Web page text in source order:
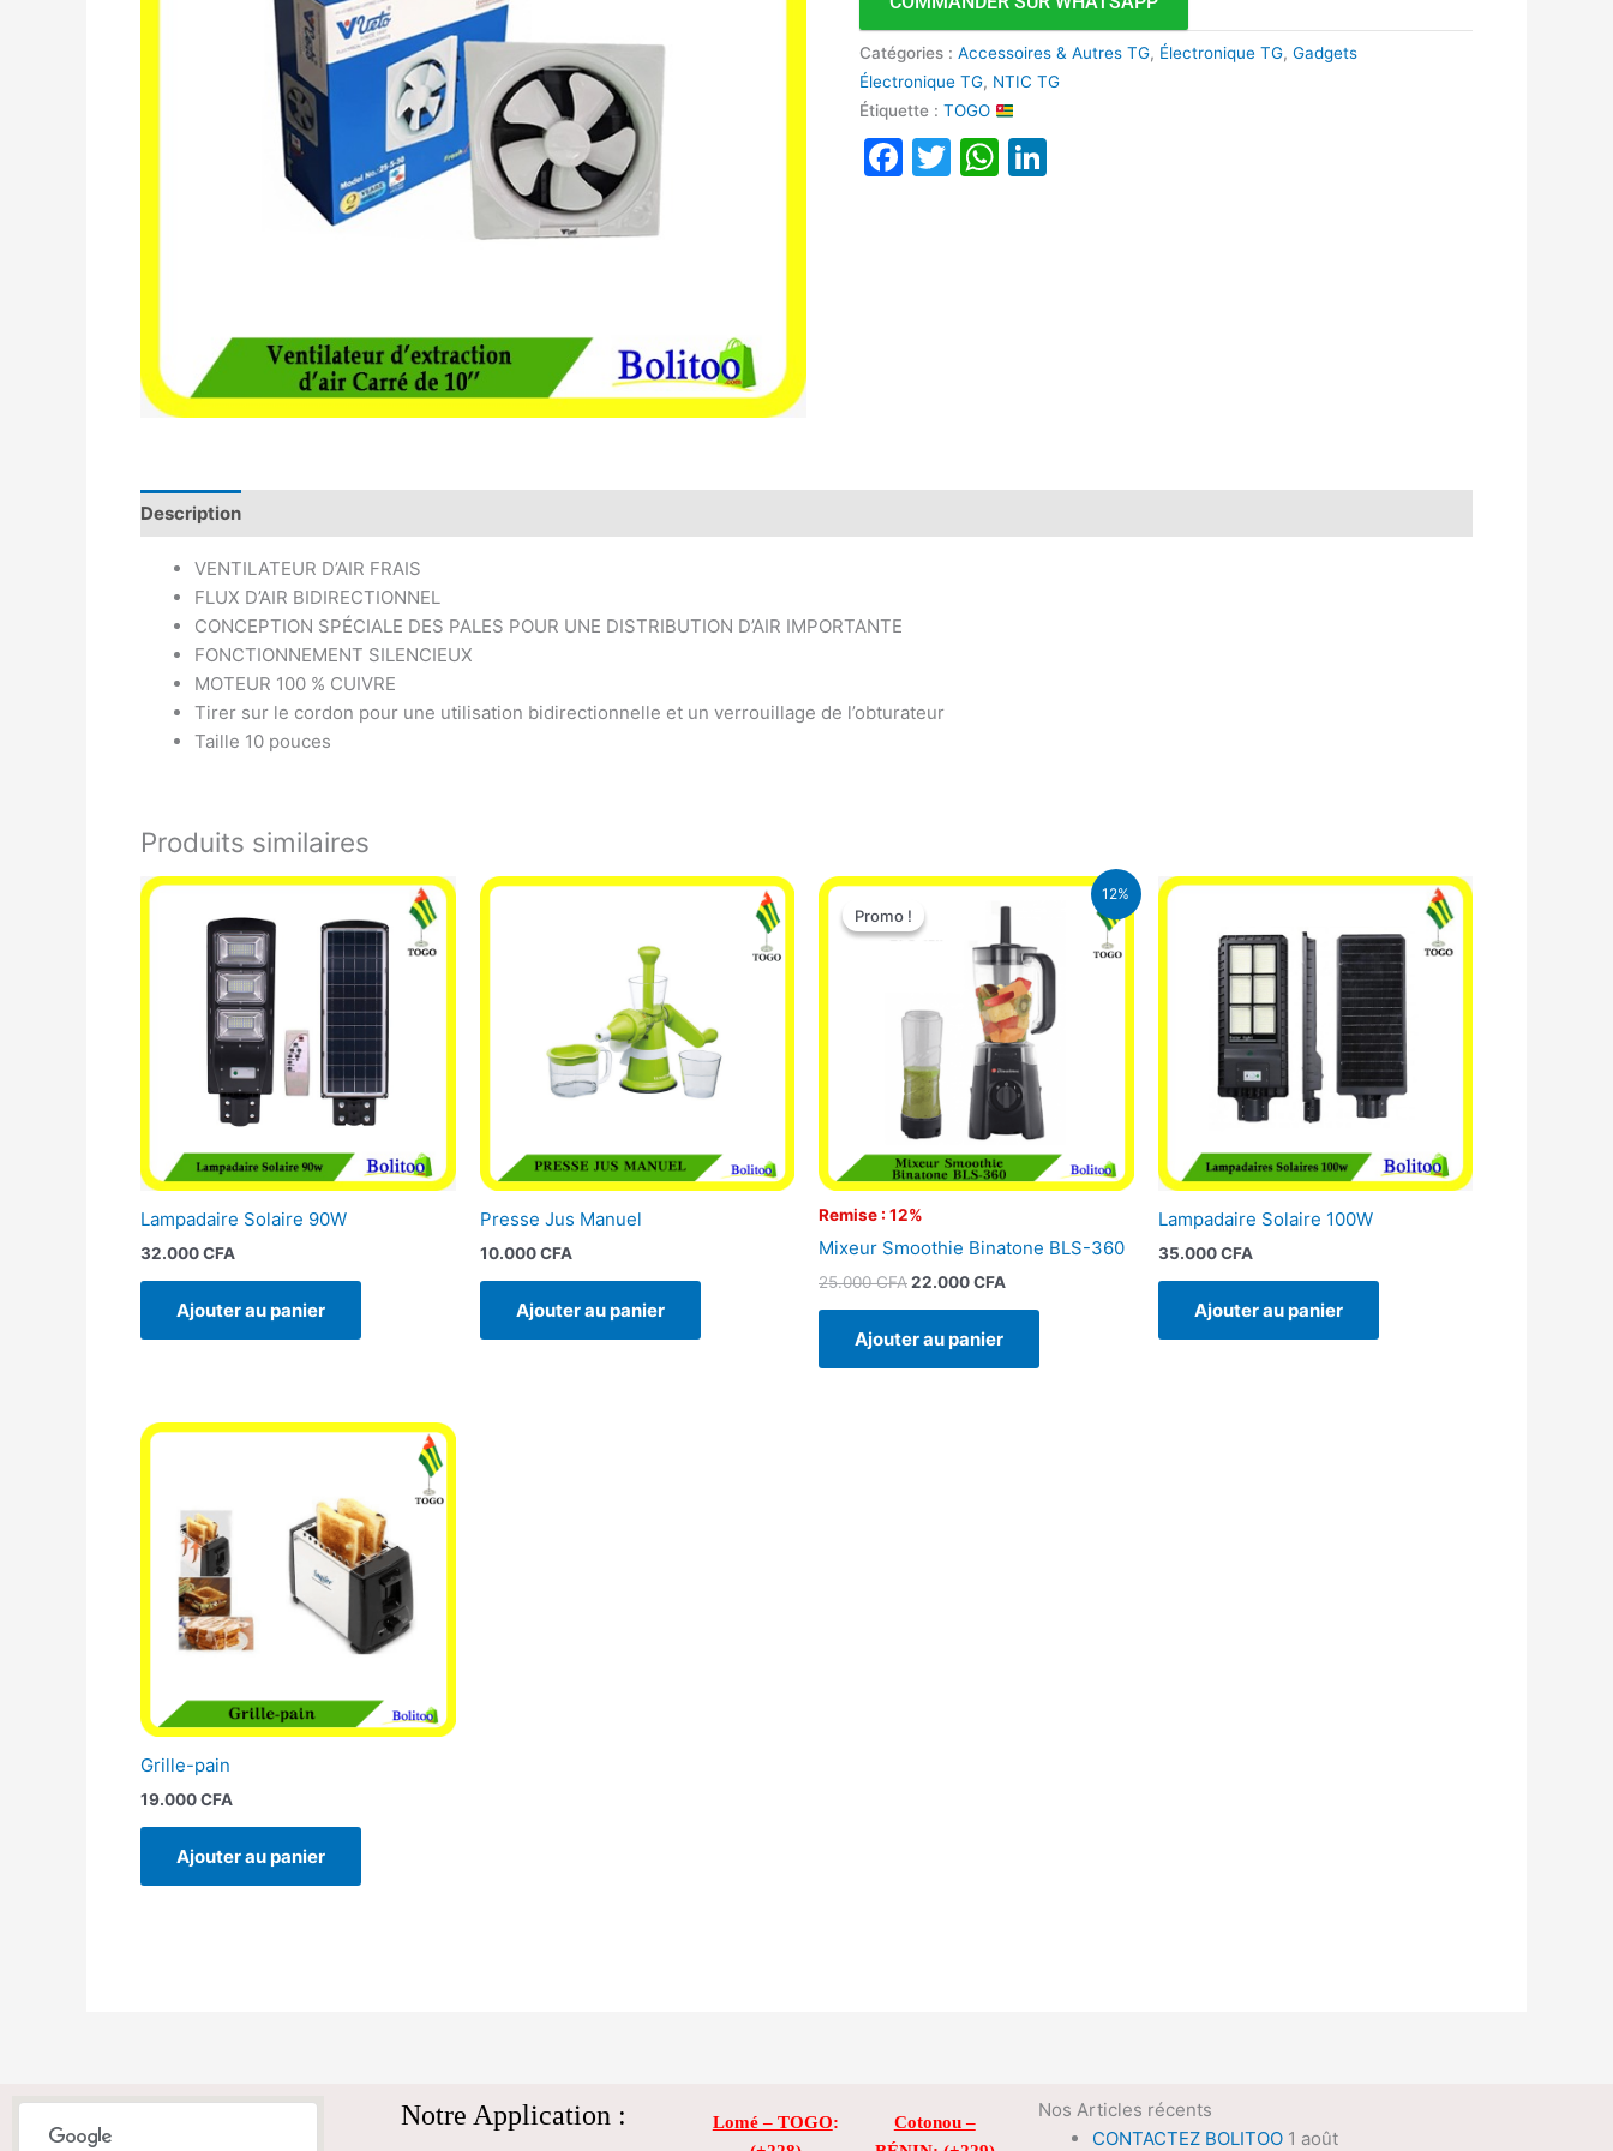
Catégories :Accessoires & Autres TG, Électronique TG,Gadgets
Électronique TG, NTIC TG
Étiquette :TOGO
Facebook
TwitterWhatsApp
Description
VENTILATEUR D’AIR FRAIS
FLUX D’AIR BIDIRECTIONNEL
CONCEPTION SPÉCIALE DES PALES POUR UNE DISTRIBUTION D’AIR IMPORTANTE
FONCTIONNEMENT SILENCIEUX
MOTEUR 100 % CUIVRE
Tirer sur le cordon pour une utilisation bidirectionnelle et un verrouillage de l’obturateur
Taille 10 pouces
Produits similaires
Lampadaire Solaire 90W
32.000CFA
Ajouter au panier
Presse Jus Manuel
10.000CFA
Ajouter au panier
12%
Promo !
Remise : 12%
Promo !
Mixeur Smoothie Binatone BLS-360
25.000CFA
Le
initial
25.000 CFA.
22.000CFA
Le
prix
est :
22.000 CFA.
Ajouter au panier
Lampadaire Solaire 100W
35.000CFA
Ajouter au panier
Grille-pain
19.000CFA
Ajouter au panier
Notre Application : Lomé – TOGO:
Cotonou –
Nos Articles récents
CONTACTEZ BOLITOO 1 août